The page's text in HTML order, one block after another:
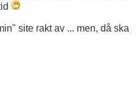
site rakt av ... men, då ska